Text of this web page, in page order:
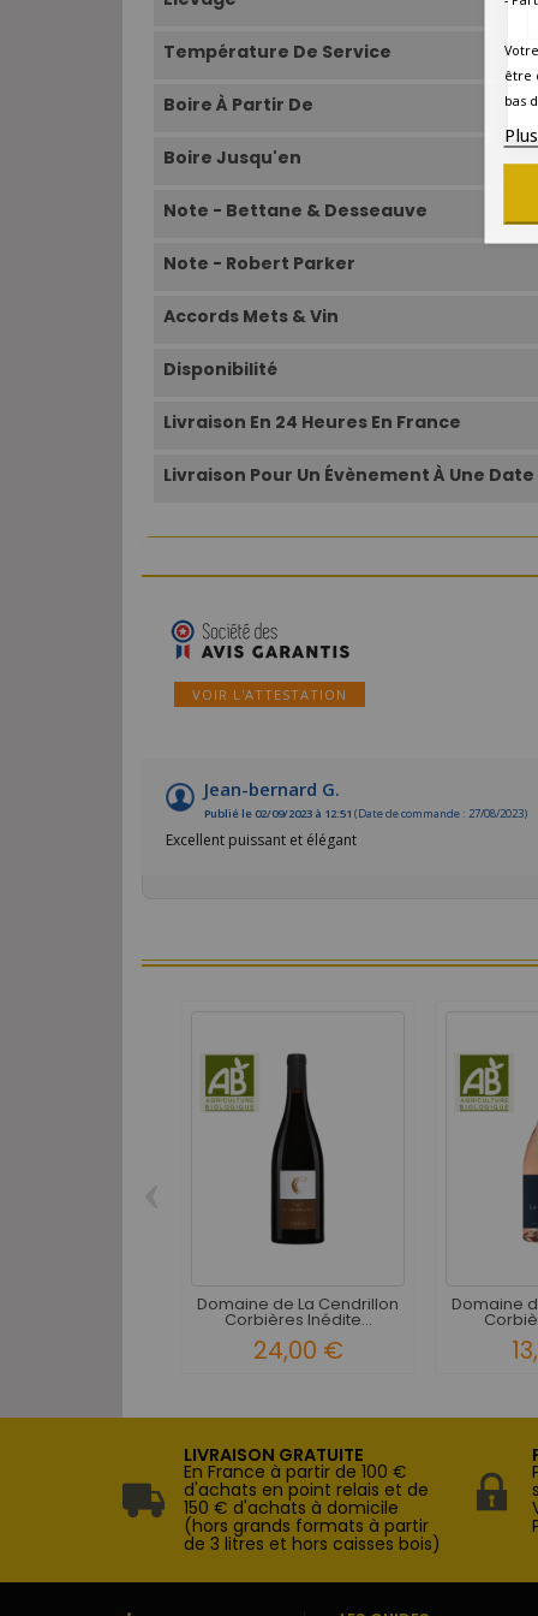
Température De Service
Boire À Partir De
Boire Jusqu'en
Note - Bettane & Desseauve
Note - Robert Parker
Accords Mets & Vin
Disponibilité
Livraison En 24 Heures En France
Livraison Pour Un Évènement À Une
VOIR L'ATTESTATION
Jean-bernard G.
Publié le 02/09/2023 à 12:51 (Date de commande : 27/08/2023)
Excellent puissant et élégant
Domaine de La Cendrillon
Corbières Inédite...
24,00 €
Domaine
LIVRAISON GRATUITE
En France à partir de 100 €
d'achats en point relais et de
150 € d'achats à domicile
(hors grands formats à partir
de 3 litres et hors caisses bois)
être
bas